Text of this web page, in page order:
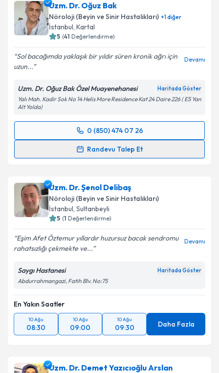
almanız için bir takvim hazırlandığında e-posta ile
bilgilendireceğiz.
E-posta Adresiniz
Kişisel verilerimin işlenmesine ilişkin
Metni'ni okudum ve kişisel verilerimin belirtilen
kapsamda işlenmesini kabul ediyorum.
Takvim Talebini Gönder
Uzm. Dr. Oğuz Bak
Nöroloji (Beyin ve Sinir Hastalıkları) +1diğer
İstanbul, Kartal
5 (41 Değerlendirme)
Sol bacağımda yaklaşık bir yıldır süren kronik ağrı için
uzun...
Devamı
Uzm. Dr. Oğuz Bak Özel Muayenehanesi Haritada Göster
Yalı Mah. Kadir Sok No 14 Helis More Residence Kat 24 Daire 226 ( E5 Yan
Alt Yolda)
0 (850) 474 07 26
Randevu Talep Et
Randevu Takvimi Talebi
takvim hazırlandığında e-posta ile bilgilendireceğiz.
E-posta Adresiniz
Kişisel verilerimin işlenmesine ilişkin
kapsamda işlenmesini kabul ediyorum.
Uzm. Dr. Şenol Delibaş
Nöroloji (Beyin ve Sinir Hastalıkları)
İstanbul, Sultanbeyli
5 (1 Değerlendirme)
Eşim Afet Öztemur yıllardır huzursuz bacak sendromu
rahatsızlığı çekmekte ve...
Devamı
Saygı Hastanesi Haritada Göster
Abdurrahmangazi, Fatih Blv. No:75
En Yakın Saatler
10 Ağu
08:30
10 Ağu
09:00
10 Ağu
09:30 Daha Fazla
Uzm. Dr. Demet Yazıcıoğlu Arslan